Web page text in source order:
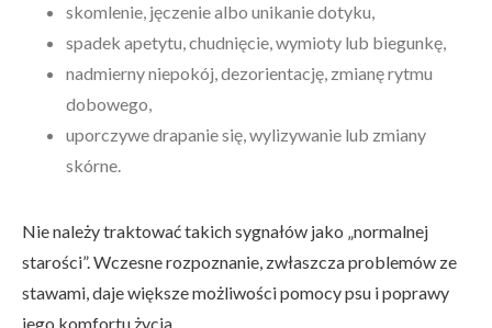
skomlenie, jęczenie albo unikanie dotyku,
spadek apetytu, chudnięcie, wymioty lub biegunkę,
nadmierny niepokój, dezorientację, zmianę rytmu
dobowego,
uporczywe drapanie się, wylizywanie lub zmiany
skórne.
Nie należy traktować takich sygnałów jako „normalnej
starości”. Wczesne rozpoznanie, zwłaszcza problemów ze
stawami, daje większe możliwości pomocy psu i poprawy
jego komfortu życia.